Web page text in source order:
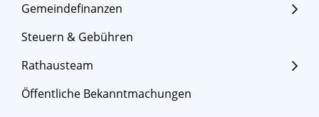
Gemeindefinanzen
Steuern & Gebühren
Rathausteam
Öffentliche Bekanntmachungen